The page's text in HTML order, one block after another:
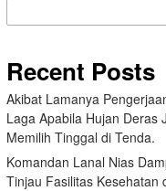
Recent Posts
Akibat Lamanya
Laga Apabila Hujan Deras
Memilih Tinggal di Tenda.
Komandan Lanal Nias
Tinjau Fasilitas Kesehatan